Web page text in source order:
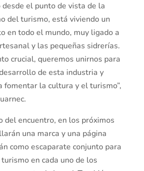
desde el punto de vista de la
del turismo, está viviendo un
en todo el mundo, muy ligado a
y las pequeñas sidrerías.
crucial, queremos unirnos para
de esta industria y
fomentar la cultura y el turismo”,
del encuentro, en los próximos
una marca y una página
como escaparate conjunto para
en cada uno de los